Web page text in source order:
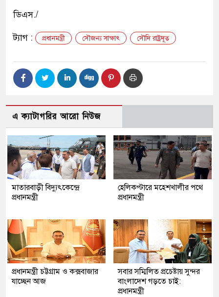
ডিএস./
ট্যাগ : প্রধানমন্ত্রী সৌজন্য সাক্ষাৎ সৌদি রাষ্ট্রদূত
এ ক্যাটাগরির আরো নিউজ
মাতারবাড়ী বিদ্যুৎকেন্দ্রে
প্রধানমন্ত্রী
হেলিকপ্টারে মহেশখালীর পথে
প্রধানমন্ত্রী
প্রধানমন্ত্রী চট্টগ্রাম ও কক্সবাজার
যাচ্ছেন আজ
সবার সম্মিলিত প্রচেষ্টায় সুন্দর
বাংলাদেশ গড়তে চাই:
প্রধানমন্ত্রী